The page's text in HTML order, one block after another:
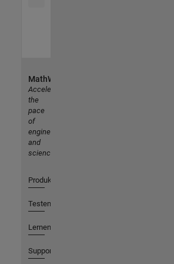
MathWorks
Accelerating
the
pace
of
engineering
and
science
Produkte
Testen oder Kaufen
Lernen
Support